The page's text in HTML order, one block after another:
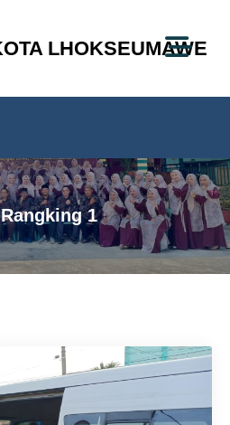
LHOKSEUMAWE
Rangking 1